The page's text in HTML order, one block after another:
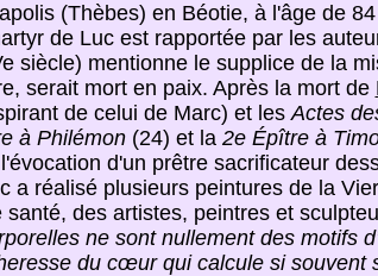
(Thèbes) en Béotie, à l'âge de
de Luc est rapportée par les
siècle) mentionne le supplice de la
serait mort en paix. Après la mort de
de celui de Marc) et lesActes
à Philémon(24) et la 2e Épître à
d'un prêtre sacrificateur
réalisé plusieurs peintures de la
des artistes, peintres et
ne sont nullement des motifs
du cœur qui calcule si souvent